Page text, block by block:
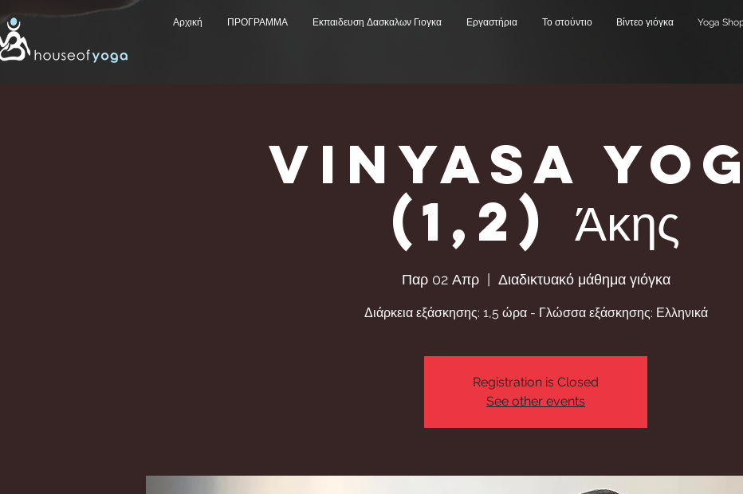
Αρχική ΠΡΟΓΡΑΜΜΑ Εκπαιδευση Δασκαλων Γιογκα Εργαστήρια Το στούντιο Βίντεο γιόγκα Yoga
Vinyasa
(1,2) Άκης
Παρ 02 Απρ
  |
Διαδικτυακό μάθημα γιόγκα
Διάρκεια εξάσκησης: 1,5 ώρα - Γλώσσα εξάσκησης: Ελληνικά
Registration is Closed
See other events